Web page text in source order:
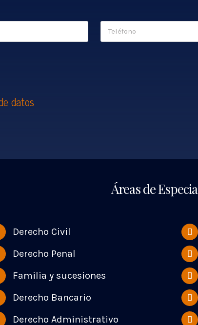
datos
Áreas de
Derecho Civil
Derecho Penal
Familia y sucesiones
Derecho Bancario
Derecho Administrativo